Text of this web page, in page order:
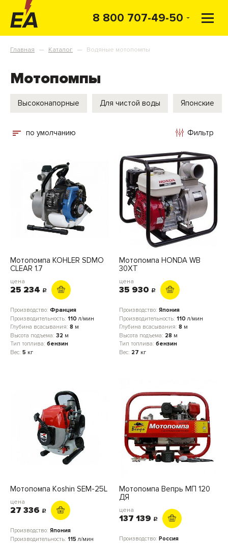
8 800 707-49-50
Главная — Каталог — Водяные мотопомпы
Мотопомпы
Высоконапорные Для чистой воды Японские
по умолчанию Фильтр
Мотопомпа KOHLER SDMO
CLEAR 1.7
цена
25 234 c
Производство: Франция
Производительность: 110 л/мин
Глубина всасывания: 8 м
Высота подъема: 32 м
Тип топлива: бензин
Вес: 5 кг
Мотопомпа HONDA WB
30XT
цена
35 930 c
Производство: Япония
Производительность: 110 л/мин
Глубина всасывания: 8 м
Высота подъема: 28 м
Тип топлива: бензин
Вес: 27 кг
Мотопомпа Кoshin SEM-25L
цена
27 336 c
Производство: Япония
Производительность: 115 л/мин
Мотопомпа Вепрь МП 120
ДЯ
цена
137 139 c
Производство: Россия